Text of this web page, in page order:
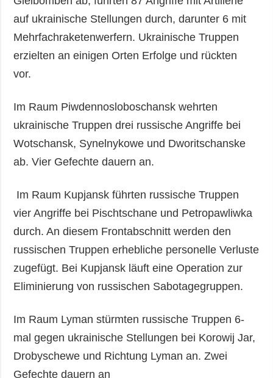
auf ukrainische Stellungen durch, darunter 6 mit
Mehrfachraketenwerfern. Ukrainische Truppen
erzielten an einigen Orten Erfolge und rückten
vor.
Im Raum Piwdennosloboschansk wehrten
ukrainische Truppen drei russische Angriffe bei
Wotschansk, Synelnykowe und Dworitschanske
ab. Vier Gefechte dauern an.
Im Raum Kupjansk führten russische Truppen
vier Angriffe bei Pischtschane und Petropawliwka
durch. An diesem Frontabschnitt werden den
russischen Truppen erhebliche personelle Verluste
zugefügt. Bei Kupjansk läuft eine Operation zur
Eliminierung von russischen Sabotagegruppen.
Im Raum Lyman stürmten russische Truppen 6-
mal gegen ukrainische Stellungen bei Korowij Jar,
Drobyschewe und Richtung Lyman an. Zwei
Gefechte dauern an